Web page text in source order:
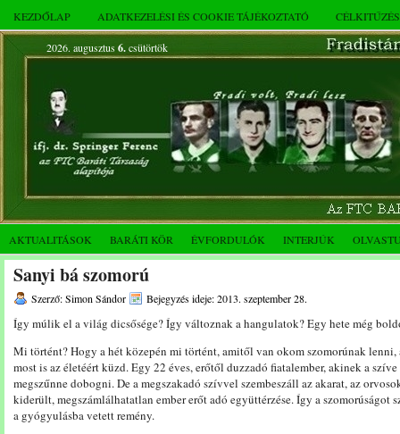
KEZDŐLAP ADATKEZELÉSI ÉS COOKIE TÁJÉKOZTATÓ
2026. augusztus 6.csütörtök
AKTUALITÁSOK BARÁTI KÖR ÉVFORDULÓK INTERJÚK
Sanyi bá szomorú
Szerző: Simon Sándor Bejegyzés ideje: 2013. szeptember 28.
Így múlik el a világ dicsősége? Így változnak a hangulatok? Egy hete még
Mi történt? Hogy a hét közepén mi történt, amitől van okom szomorúnak
most is az életéért küzd. Egy 22 éves, erőtől duzzadó fiatalember, akinek a
megszűnne dobogni. De a megszakadó szívvel szembeszáll az akarat, az
kiderült, megszámlálhatatlan ember erőt adó együttérzése. Így a szomorúságot
a gyógyulásba vetett remény.